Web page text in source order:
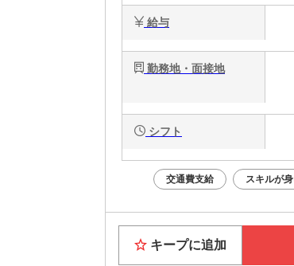
給与
勤務地・面接地
シフト
交通費支給 スキルが
キープに追加